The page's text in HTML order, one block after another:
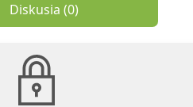
Diskusia (0)